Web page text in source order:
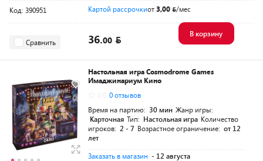
Код: 390951 Картой рассрочкиот3,00 /мес
Сравнить 36.00
В корзину
Настольная игра Cosmodrome Games
Имаджинариум Кино
0 отзывов
Время на партию: 30 мин Жанр игры:
Карточная Тип: Настольная игра Количество
игроков: 2 - 7 Возрастное ограничение: от 12
лет
Заказать в магазин - 12 августа